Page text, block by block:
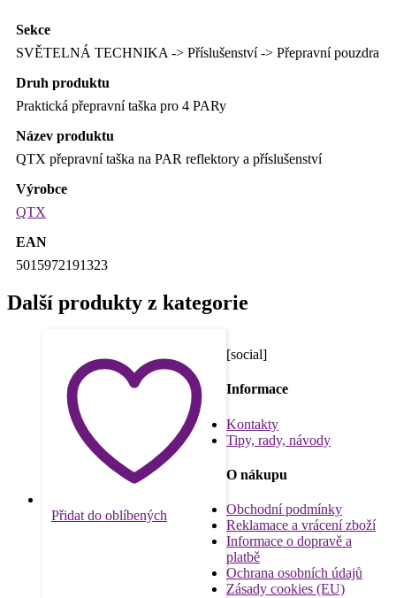
Sekce
SVĚTELNÁ TECHNIKA -> Příslušenství -> Přepravní pouzdra
Druh produktu
Praktická přepravní taška pro 4 PARy
Název produktu
QTX přepravní taška na PAR reflektory a příslušenství
Výrobce
QTX
EAN
5015972191323
Další produkty z kategorie
Přidat do oblíbených
[social]
Informace
Kontakty
Tipy, rady, návody
O nákupu
Obchodní podmínky
Reklamace a vrácení zboží
Informace o dopravě a
platbě
Ochrana osobních údajů
Zásady cookies (EU)